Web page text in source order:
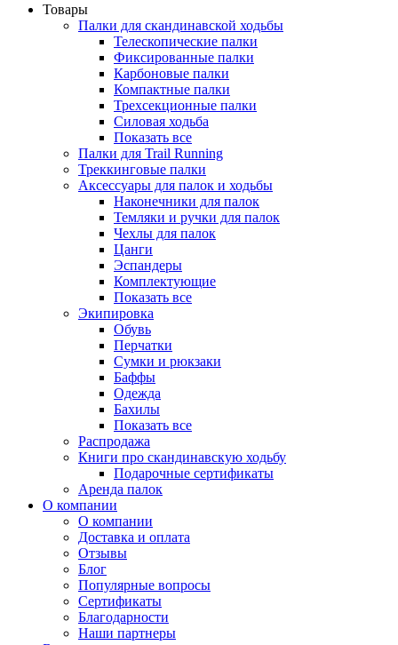
Товары
Палки для скандинавской ходьбы
Телескопические палки
Фиксированные палки
Карбоновые палки
Компактные палки
Трехсекционные палки
Силовая ходьба
Показать все
Палки для Trail Running
Треккинговые палки
Аксессуары для палок и ходьбы
Наконечники для палок
Темляки и ручки для палок
Чехлы для палок
Цанги
Эспандеры
Комплектующие
Показать все
Экипировка
Обувь
Перчатки
Сумки и рюкзаки
Баффы
Одежда
Бахилы
Показать все
Распродажа
Книги про скандинавскую ходьбу
Подарочные сертификаты
Аренда палок
О компании
О компании
Доставка и оплата
Отзывы
Блог
Популярные вопросы
Сертификаты
Благодарности
Наши партнеры